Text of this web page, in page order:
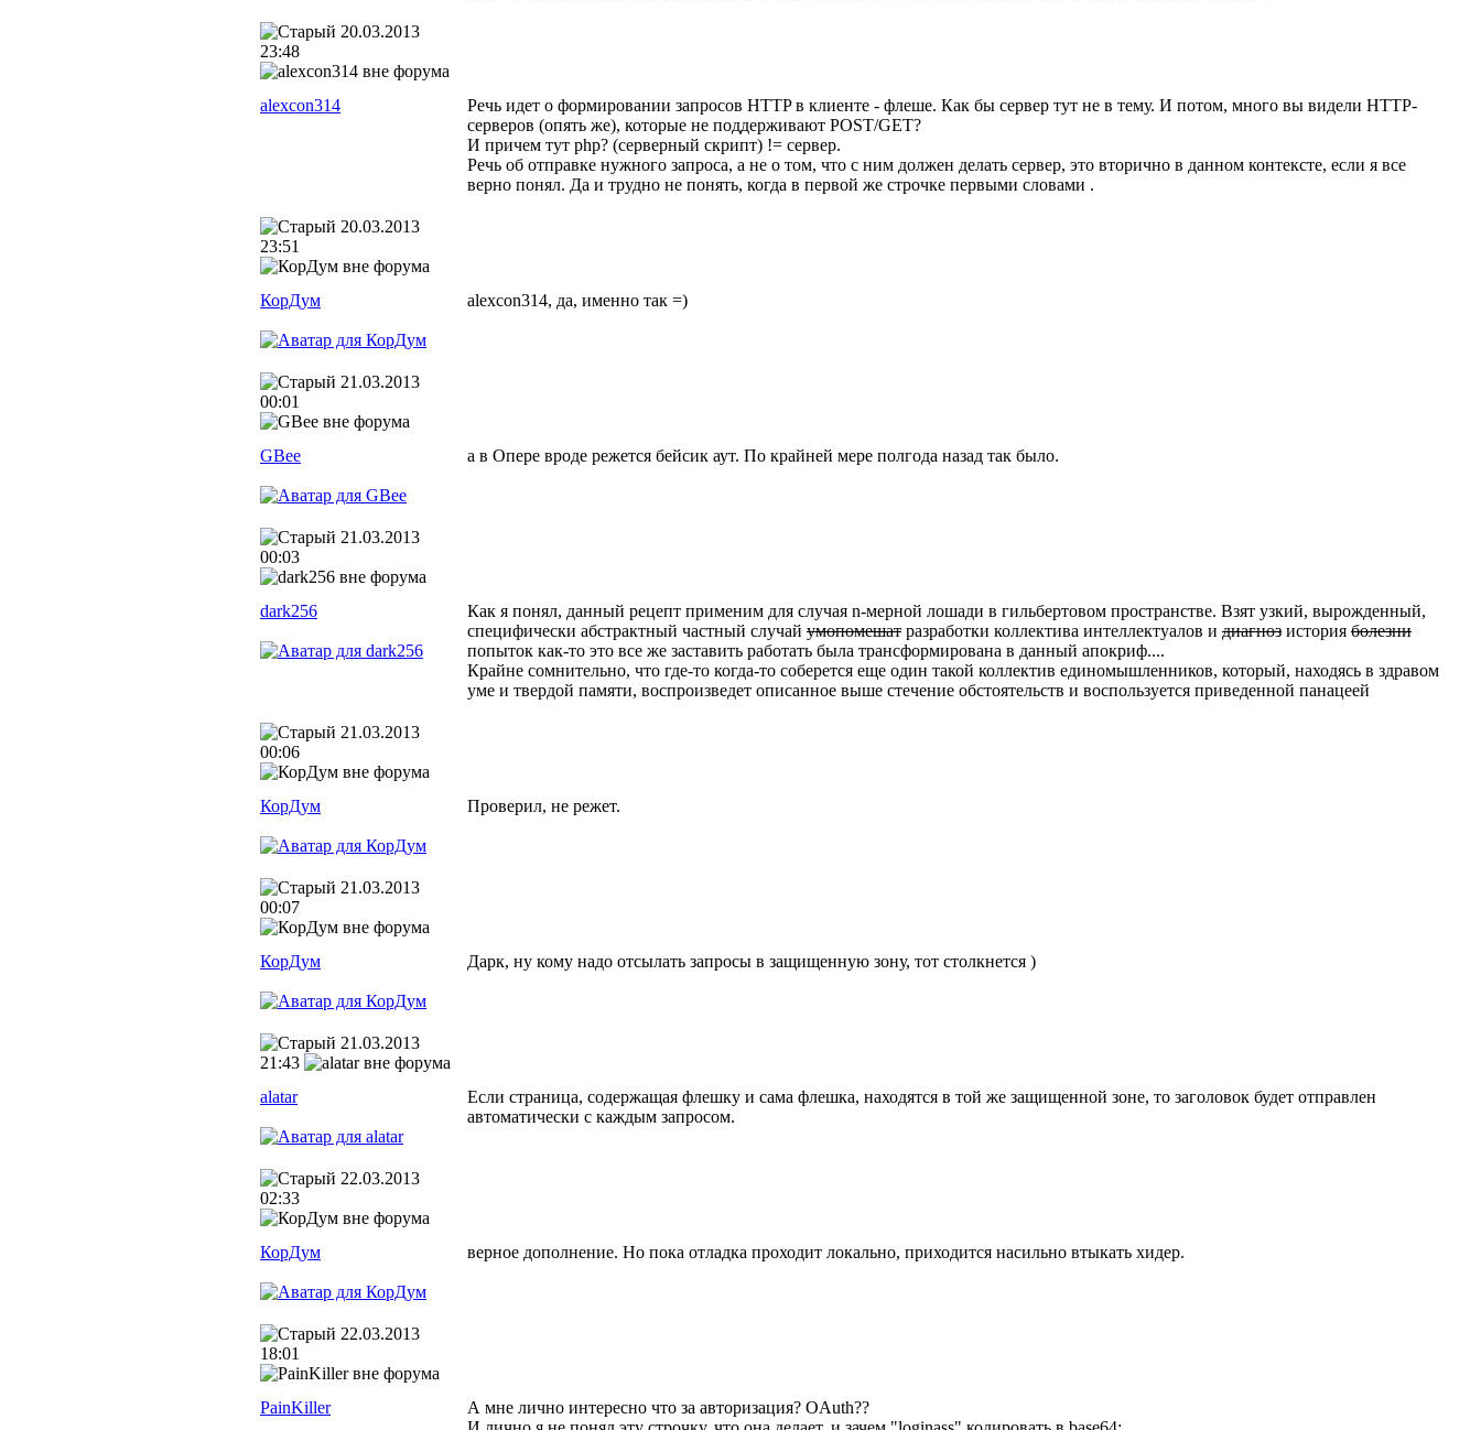
20.03.2013
23:48
alexcon314
Речь идет о формировании запросов HTTP в клиенте - флеше. Как бы сервер тут не в тему. И потом, много вы видели HTTP-
серверов (опять же), которые не поддерживают POST/GET?
И причем тут php? (серверный скрипт) != сервер.
Речь об отправке нужного запроса, а не о том, что с ним должен делать сервер, это вторично в данном контексте, если я все
верно понял. Да и трудно не понять, когда в первой же строчке первыми словами .
20.03.2013
23:51
КорДум alexcon314, да, именно так =)
21.03.2013
00:01
GBee а в Опере вроде режется бейсик аут. По крайней мере полгода назад так было.
21.03.2013
00:03
dark256
Как я понял, данный рецепт применим для случая n-мерной лошади в гильбертовом пространстве. Взят узкий, вырожденный,
специфически абстрактный частный случай умопомешат разработки коллектива интеллектуалов и диагноз история болезни
попыток как-то это все же заставить работать была трансформирована в данный апокриф....
Крайне сомнительно, что где-то когда-то соберется еще один такой коллектив единомышленников, который, находясь в здравом
уме и твердой памяти, воспроизведет описанное выше стечение обстоятельств и воспользуется приведенной панацеей
21.03.2013
00:06
КорДум Проверил, не режет.
21.03.2013
00:07
КорДум Дарк, ну кому надо отсылать запросы в защищенную зону, тот столкнется )
21.03.2013
21:43
alatar
Если страница, содержащая флешку и сама флешка, находятся в той же защищенной зоне, то заголовок будет отправлен
автоматически с каждым запросом.
22.03.2013
02:33
КорДум верное дополнение. Но пока отладка проходит локально, приходится насильно втыкать хидер.
22.03.2013
18:01
PainKiller
А мне лично интересно что за авторизация? OAuth??